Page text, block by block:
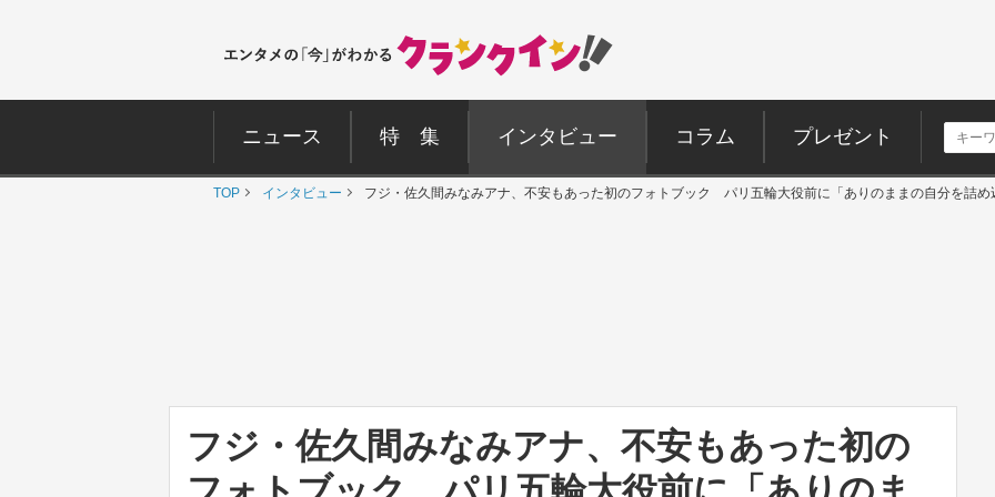
ニュース 特 集 インタビュー コラム プレゼント
TOP インタビュー フジ・佐久間みなみアナ、不安もあった初のフォトブック パリ五輪大役前に「ありのままの自分を詰め
フジ・佐久間みなみアナ、不安もあった初の